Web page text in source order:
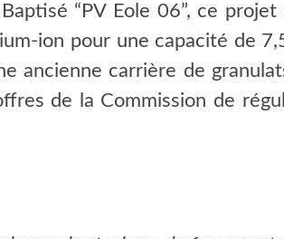
“PV Eole 06”, ce
ion pour une capacité de
ancienne carrière de
de la Commission de